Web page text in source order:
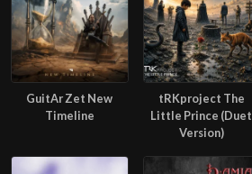
GuitAr Zet New
Timeline
tRKproject The
Little Prince (Duet
Version)